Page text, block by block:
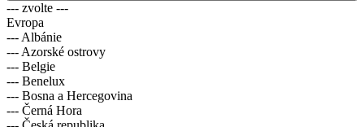
--- zvolte ---
Evropa
--- Albánie
--- Azorské ostrovy
--- Belgie
--- Benelux
--- Bosna a Hercegovina
--- Černá Hora